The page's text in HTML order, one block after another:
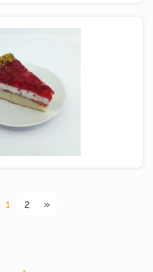
1 (current)
2 »